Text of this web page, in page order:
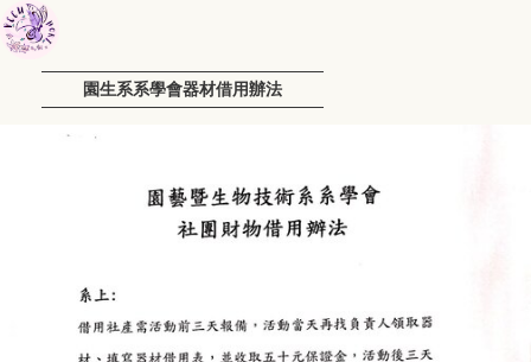
園生系系學會器材借用辦法